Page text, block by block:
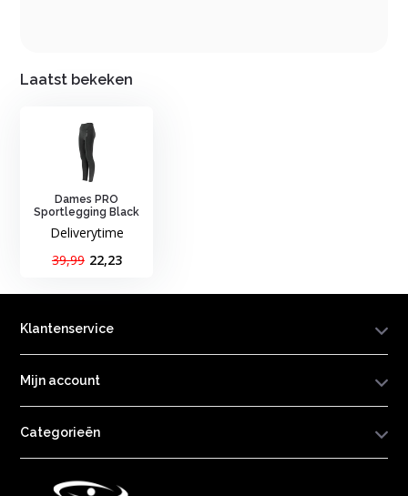
Laatst bekeken
Dames PRO
Sportlegging Black
Deliverytime
39,99 22,23
Klantenservice
Mijn account
Categorieën